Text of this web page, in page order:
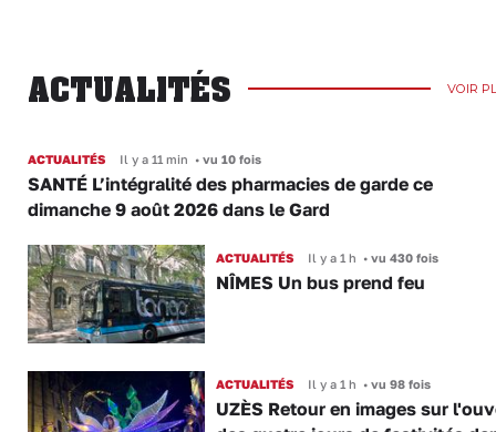
ACTUALITÉS VOIR
ACTUALITÉS Il y a 11 min • vu 10 fois
SANTÉ L’intégralité des pharmacies de garde ce
dimanche 9 août 2026 dans le Gard
ACTUALITÉS Il y a 1 h •vu 430 fois
NÎMES Un bus prend feu
ACTUALITÉS Il y a 1 h •vu 98 fois
UZÈS Retour en images sur